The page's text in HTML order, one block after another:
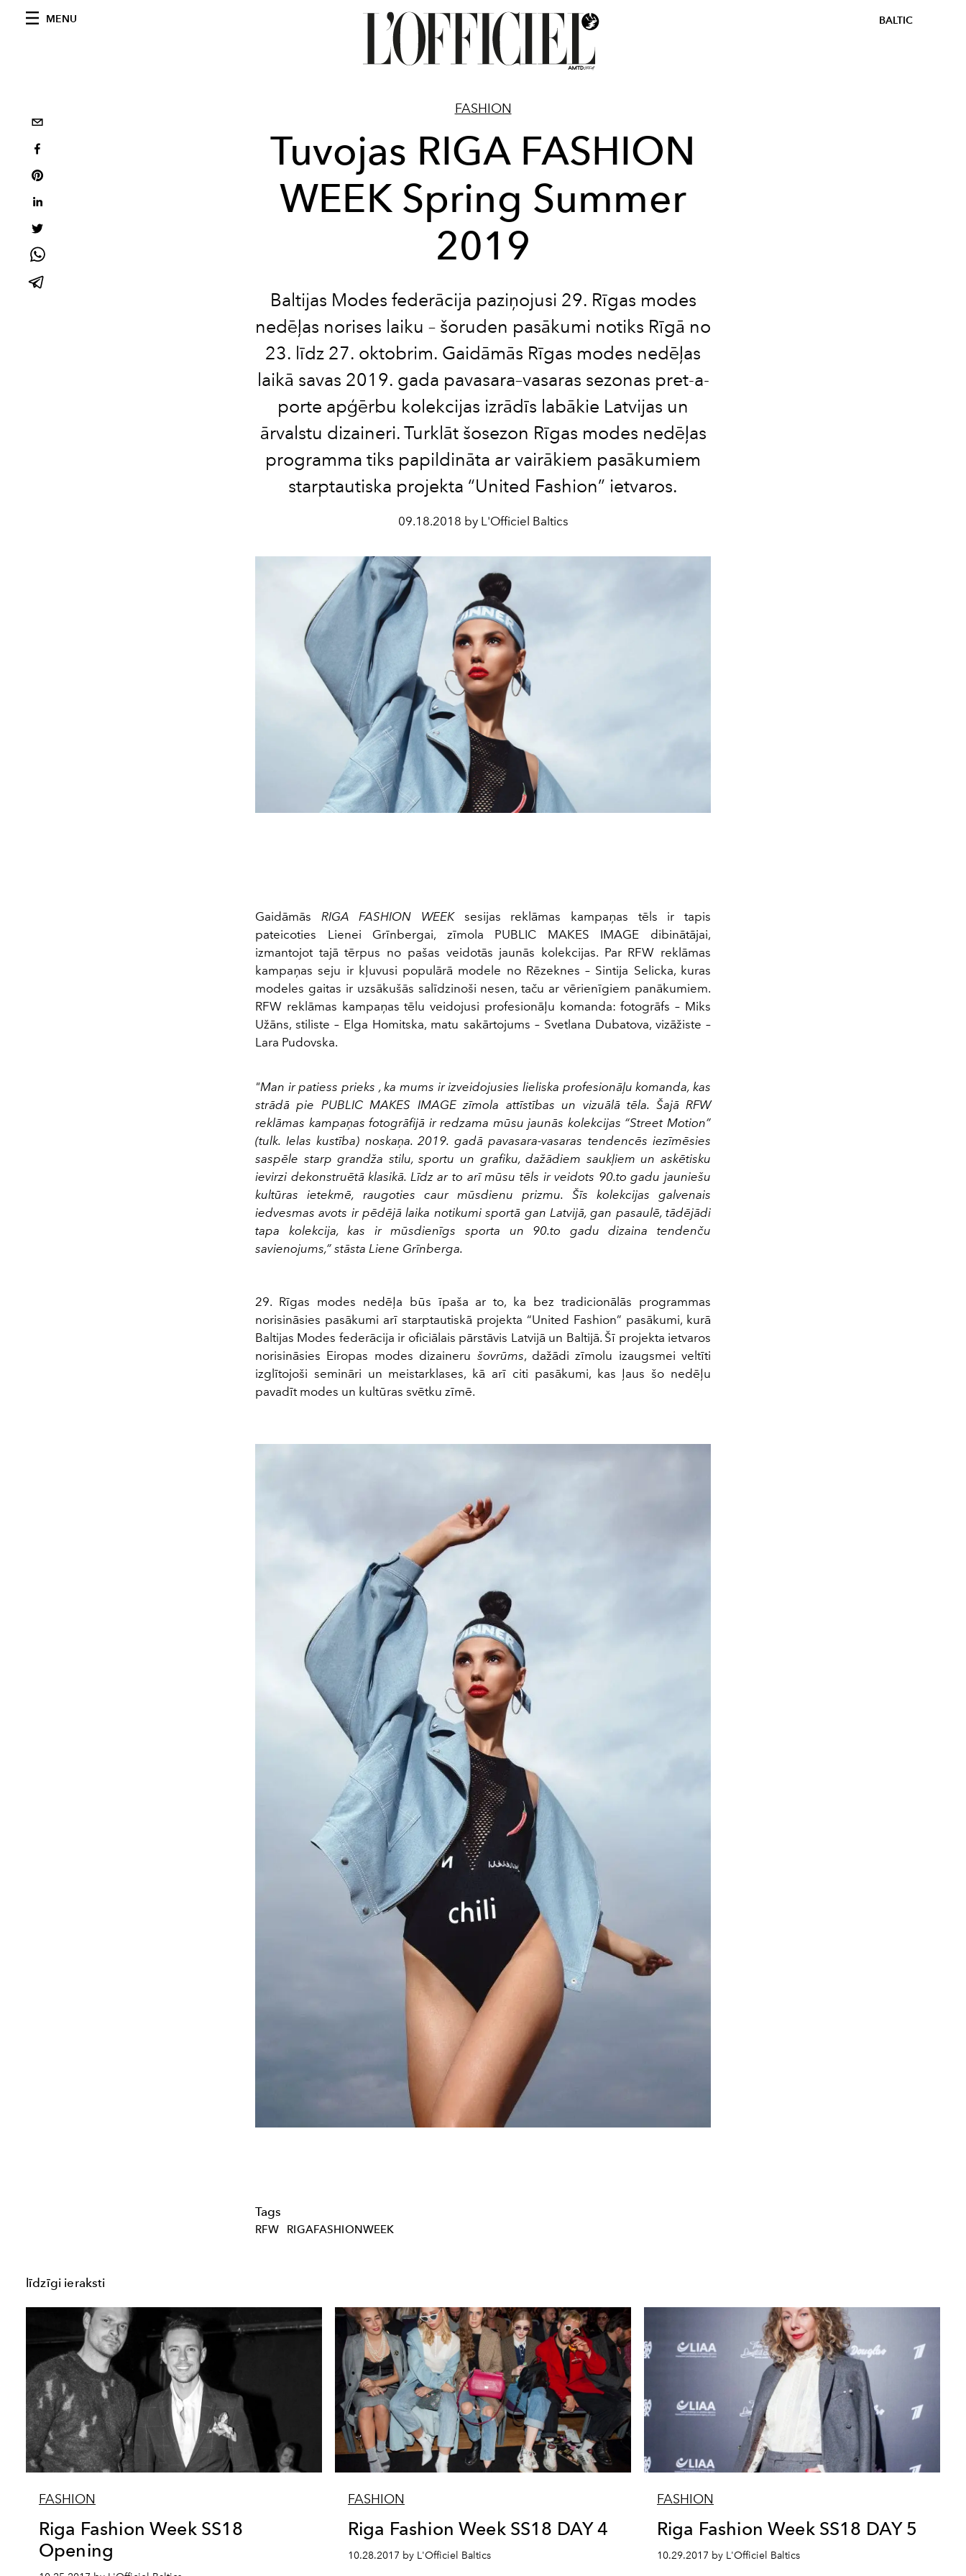
MENU BALTIC
FASHION
Tuvojas RIGA FASHION
WEEK Spring Summer
2019
Baltijas Modes federācija paziņojusi 29. Rīgas modes
nedēļas norises laiku – šoruden pasākumi notiks Rīgā no
23. līdz 27. oktobrim. Gaidāmās Rīgas modes nedēļas
laikā savas 2019. gada pavasara–vasaras sezonas pret-a-
porte apģērbu kolekcijas izrādīs labākie Latvijas un
ārvalstu dizaineri. Turklāt šosezon Rīgas modes nedēļas
programma tiks papildināta ar vairākiem pasākumiem
starptautiska projekta “United Fashion” ietvaros.
09.18.2018 by L'Officiel Baltics
Gaidāmās RIGA FASHION WEEKsesijas reklāmas kampaņas tēls ir tapis
pateicoties Lienei Grīnbergai, zīmola PUBLIC MAKES IMAGE dibinātājai,
izmantojot tajā tērpus no pašas veidotās jaunās kolekcijas. Par RFW reklāmas
kampaņas seju ir kļuvusi populārā modele no Rēzeknes – Sintija Selicka, kuras
modeles gaitas ir uzsākušās salīdzinoši nesen, taču ar vērienīgiem panākumiem.
RFW reklāmas kampaņas tēlu veidojusi profesionāļu komanda: fotogrāfs – Miks
Užāns, stiliste – Elga Homitska, matu sakārtojums – Svetlana Dubatova, vizāžiste –
Lara Pudovska.
"Man ir patiess prieks , ka mums ir izveidojusies lieliska profesionāļu komanda, kas
strādā pie PUBLIC MAKES IMAGE zīmola attīstības un vizuālā tēla. Šajā RFW
reklāmas kampaņas fotogrāfijā ir redzama mūsu jaunās kolekcijas “Street Motion”
(tulk. Ielas kustība) noskaņa. 2019. gadā pavasara-vasaras tendencēs iezīmēsies
saspēle starp grandža stilu, sportu un grafiku, dažādiem saukļiem un askētisku
ievirzi dekonstruētā klasikā. Līdz ar to arī mūsu tēls ir veidots 90.to gadu jauniešu
kultūras ietekmē, raugoties caur mūsdienu prizmu. Šīs kolekcijas galvenais
iedvesmas avots ir pēdējā laika notikumi sportā gan Latvijā, gan pasaulē, tādējādi
tapa kolekcija, kas ir mūsdienīgs sporta un 90.to gadu dizaina tendenču
savienojums,” stāsta Liene Grīnberga.
29. Rīgas modes nedēļa būs īpaša ar to, ka bez tradicionālās programmas
norisināsies pasākumi arī starptautiskā projekta “United Fashion” pasākumi, kurā
Baltijas Modes federācija ir oficiālais pārstāvis Latvijā un Baltijā. Šī projekta ietvaros
norisināsies Eiropas modes dizaineru šovrūms, dažādi zīmolu izaugsmei veltīti
izglītojoši semināri un meistarklases, kā arī citi pasākumi, kas ļaus šo nedēļu
pavadīt modes un kultūras svētku zīmē.
Tags
RFW RIGAFASHIONWEEK
līdzīgi ieraksti
FASHION
Riga Fashion Week SS18
Opening
FASHION
Riga Fashion Week SS18 DAY 4
10.28.2017 by L'Officiel Baltics
FASHION
Riga Fashion Week SS18 DAY 5
10.29.2017 by L'Officiel Baltics